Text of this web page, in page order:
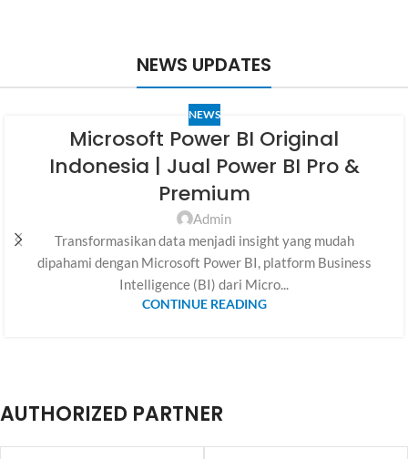
NEWS UPDATES
NEWS
Microsoft Power BI Original
Indonesia | Jual Power BI Pro &
Premium
Admin
Transformasikan data menjadi insight yang mudah
dipahami dengan Microsoft Power BI, platform Business
Intelligence (BI) dari Micro...
CONTINUE READING
AUTHORIZED PARTNER